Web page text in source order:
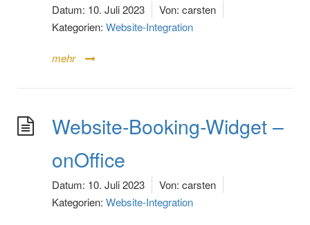
Datum: 10. Juli 2023 Von: carsten
Kategorien: Website-Integration
mehr
Website-Booking-Widget –
onOffice
Datum: 10. Juli 2023 Von: carsten
Kategorien: Website-Integration